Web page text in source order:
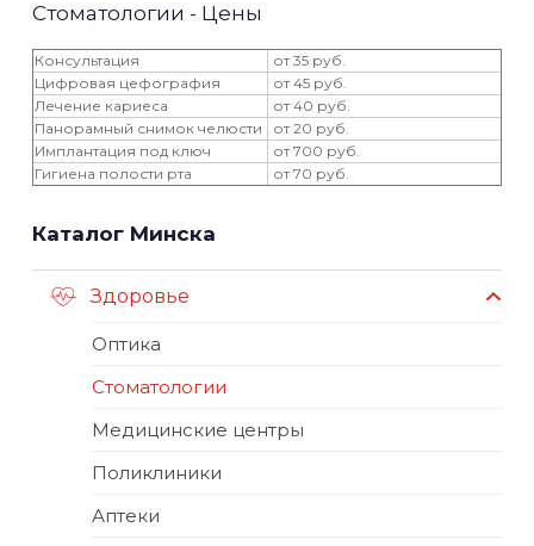
Стоматологии - Цены
Консультация
от 35 руб.
Цифровая цефография
от 45 руб.
Лечение кариеса
от 40 руб.
Панорамный снимок челюсти
от 20 руб.
Имплантация под ключ
от 700 руб.
Гигиена полости рта
от 70 руб.
Каталог Минска
Здоровье
Оптика
Стоматологии
Медицинские центры
Поликлиники
Аптеки